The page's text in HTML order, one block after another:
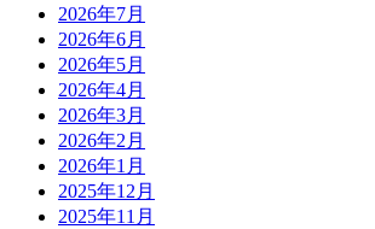
2026年7月
2026年6月
2026年5月
2026年4月
2026年3月
2026年2月
2026年1月
2025年12月
2025年11月